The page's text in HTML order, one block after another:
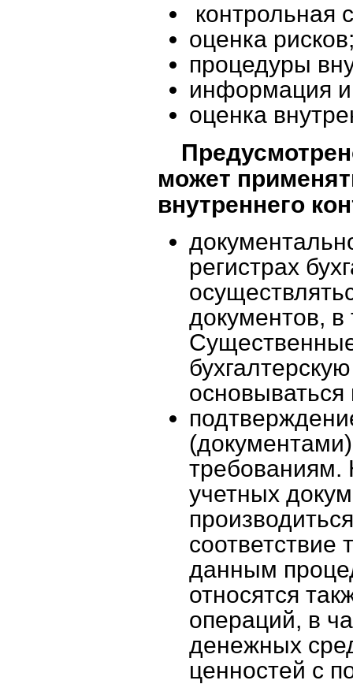
контрольная
оценка
процедуры
информация
оценка
может
внутреннего
регистрах
документов, в
основываться
требованиям.
учетных
соответствие
данным
относятся
операций, в
денежных
ценностей с